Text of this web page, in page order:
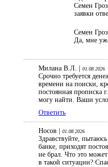
Семен
заявки
Семен
Да, мне
Милана В.Л. | 01.08.2026
Срочно требуется
времени на поиски,
постоянная прописка
могу найти. Ваши
Ответить
Носов | 01.08.2026
Здравствуйте,
банке, приходят
не брал. Что это
в такой ситуации?